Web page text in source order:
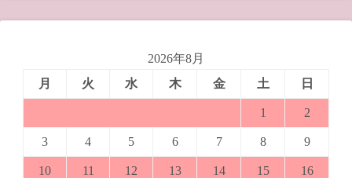
2026年8月
月
火 水 木 金 土 日
1 2
3 4 5 6 7 8 9
10 11 12 13 14 15 16